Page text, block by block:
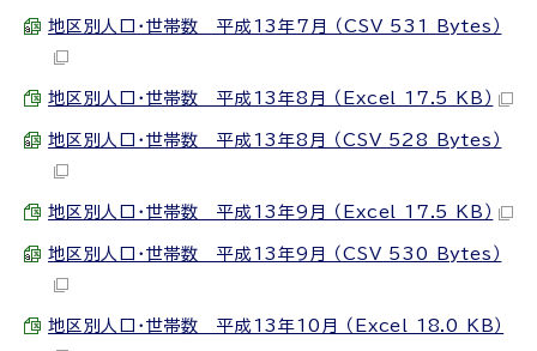
地区別人口・世帯数 平成13年7月 （CSV 531 Bytes）
地区別人口・世帯数 平成13年8月 （Excel 17.5 KB）
地区別人口・世帯数 平成13年8月 （CSV 528 Bytes）
地区別人口・世帯数 平成13年9月 （Excel 17.5 KB）
地区別人口・世帯数 平成13年9月 （CSV 530 Bytes）
地区別人口・世帯数 平成13年10月 （Excel 18.0 KB）